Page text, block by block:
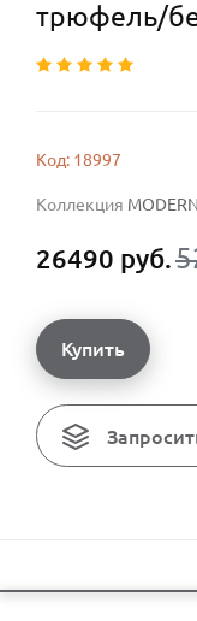
трюфель/
Код: 18997
Коллекция
26490 руб.
Купить